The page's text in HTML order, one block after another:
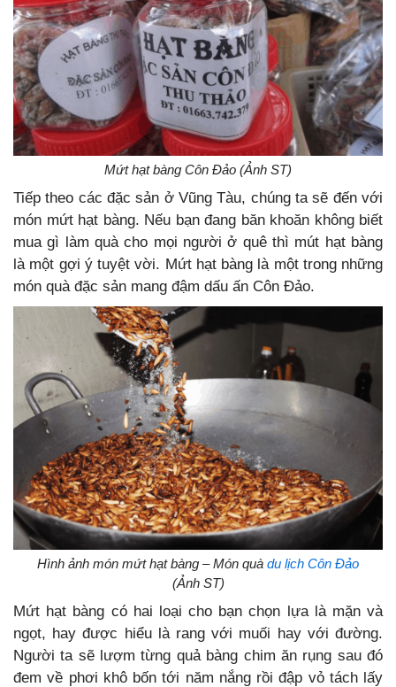
Mứt hạt bàng Côn Đảo (Ảnh ST)
Tiếp theo các đặc sản ở Vũng Tàu, chúng ta sẽ đến với
món mứt hạt bàng. Nếu bạn đang băn khoăn không biết
mua gì làm quà cho mọi người ở quê thì mút hạt bàng
là một gợi ý tuyệt vời. Mứt hạt bàng là một trong những
món quà đặc sản mang đậm dấu ấn Côn Đảo.
Hình ảnh món mứt hạt bàng – Món quà du lịch Côn Đảo
(Ảnh ST)
Mứt hạt bàng có hai loại cho bạn chọn lựa là mặn và
ngọt, hay được hiểu là rang với muối hay với đường.
Người ta sẽ lượm từng quả bàng chim ăn rụng sau đó
đem về phơi khô bốn tới năm nắng rồi đập vỏ tách lấy